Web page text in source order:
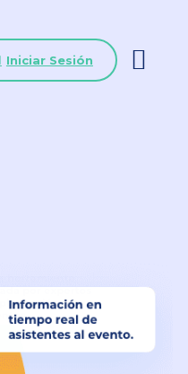
Iniciar Sesión